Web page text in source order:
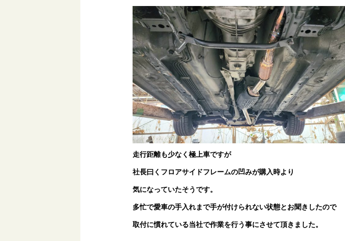
走行距離も少なく極上車ですが
社長曰くフロアサイドフレームの凹みが購入時より
気になっていたそうです。
多忙で愛車の手入れまで手が付けられない状態とお聞きしたので
取付に慣れている当社で作業を行う事にさせて頂きました。